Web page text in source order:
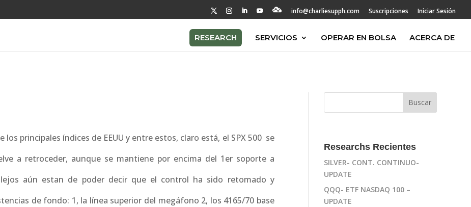
info@charliesupph.com Suscripciones Iniciar Sesión
RESEARCH SERVICIOS OPERAR EN BOLSA ACERCA DE
principales índices de EEUU y entre estos, claro está, el SPX 500 se
a retroceder, aunque se mantiene por encima del 1er soporte a
aún estan de poder decir que el control ha sido retomado y
de fondo: 1, la línea superior del megáfono 2, los 4165/70 base
Researchs Recientes
SILVER- CONT. CONTINUO-
UPDATE
QQQ- ETF NASDAQ 100 –
UPDATE